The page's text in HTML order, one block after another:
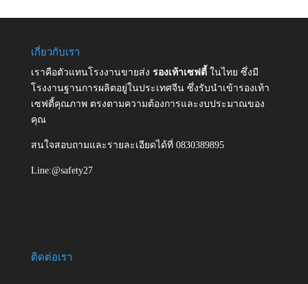
เกี่ยวกับเรา
เราคือตัวแทนโรงงานขายส่ง รองเท้าเซฟตี้ ในไทย ซึ่งมี
โรงงานฐานการผลิตอยู่ในประเทศจีน ซึ่งรับนำเข้ารองเท้า
เซฟตี้คุณภาพ ตรงตามความต้องการและงบประมาณของ
คุณ
สนใจสอบถามและรายละเอียดได้ที่ 0830389895
Line:@safety27
ติดต่อเรา